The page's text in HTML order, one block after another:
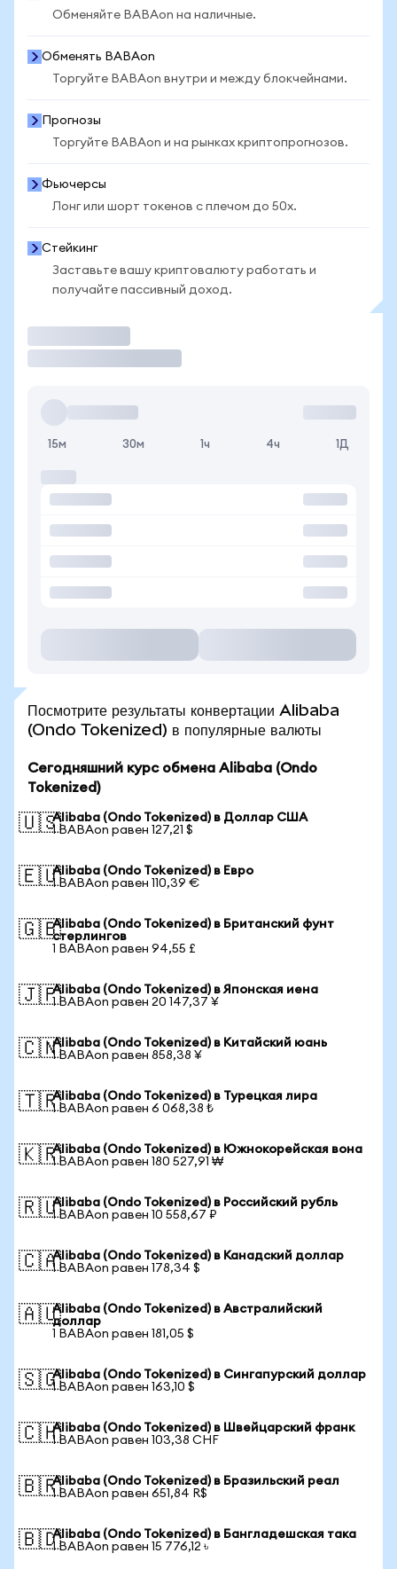
Обменяйте BABAon на наличные.
Обменять BABAon
Торгуйте BABAon внутри и между блокчейнами.
Прогнозы
Торгуйте BABAon и на рынках криптопрогнозов.
Фьючерсы
Лонг или шорт токенов с плечом до 50x.
Стейкинг
Заставьте вашу криптовалюту работать и
получайте пассивный доход.
15м 30м 1ч 4ч 1Д
Посмотрите результаты конвертации Alibaba
(Ondo Tokenized) в популярные валюты
Сегодняшний курс обмена Alibaba (Ondo
Tokenized)
🇺🇸Alibaba (Ondo Tokenized) в Доллар США
1 BABAon равен 127,21 $
🇪🇺Alibaba (Ondo Tokenized) в Евро
1 BABAon равен 110,39 €
🇬🇧Alibaba (Ondo Tokenized) в Британский фунт
стерлингов
1 BABAon равен 94,55 £
🇯🇵Alibaba (Ondo Tokenized) в Японская иена
1 BABAon равен 20 147,37 ¥
🇨🇳Alibaba (Ondo Tokenized) в Китайский юань
1 BABAon равен 858,38 ¥
🇹🇷Alibaba (Ondo Tokenized) в Турецкая лира
1 BABAon равен 6 068,38 ₺
🇰🇷Alibaba (Ondo Tokenized) в Южнокорейская вона
1 BABAon равен 180 527,91 ₩
🇷🇺Alibaba (Ondo Tokenized) в Российский рубль
1 BABAon равен 10 558,67 ₽
🇨🇦Alibaba (Ondo Tokenized) в Канадский доллар
1 BABAon равен 178,34 $
🇦🇺Alibaba (Ondo Tokenized) в Австралийский
доллар
1 BABAon равен 181,05 $
🇸🇬Alibaba (Ondo Tokenized) в Сингапурский доллар
1 BABAon равен 163,10 $
🇨🇭Alibaba (Ondo Tokenized) в Швейцарский франк
1 BABAon равен 103,38 CHF
🇧🇷Alibaba (Ondo Tokenized) в Бразильский реал
1 BABAon равен 651,84 R$
🇧🇩Alibaba (Ondo Tokenized) в Бангладешская така
1 BABAon равен 15 776,12 ৳